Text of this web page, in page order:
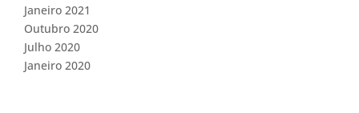
Janeiro 2021
Outubro 2020
Julho 2020
Janeiro 2020